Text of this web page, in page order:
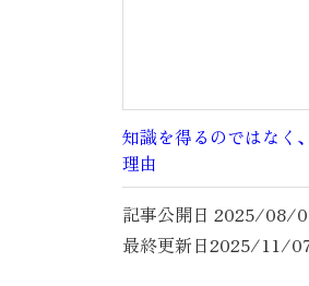
知識を得るのではなく
理由
記事公開日 2025/08/
最終更新日2025/11/